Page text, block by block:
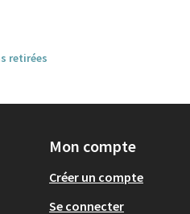
retirées
Mon compte
Créer un compte
Se connecter